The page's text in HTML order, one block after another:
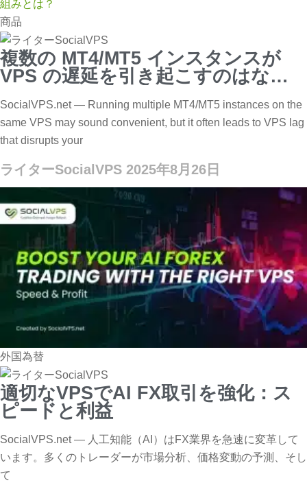
商品
複数の MT4/MT5 インスタンスが
VPS の遅延を引き起こすのはなぜ
SocialVPS.net — Running multiple MT4/MT5 instances on the
same VPS may sound convenient, but it often leads to VPS lag
that disrupts your
ライターSocialVPS 2025年8月26日
外国為替
適切なVPSでAI FX取引を強化：ス
ピードと利益
SocialVPS.net — 人工知能（AI）はFX業界を急速に変革して
います。多くのトレーダーが市場分析、価格変動の予測、そし
て